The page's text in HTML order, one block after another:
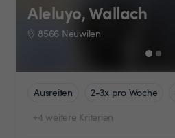
Aleluyo, Wallach
8566 Neuwilen
Ausreiten 2-3x pro Woche
+4 weitere Kriterien